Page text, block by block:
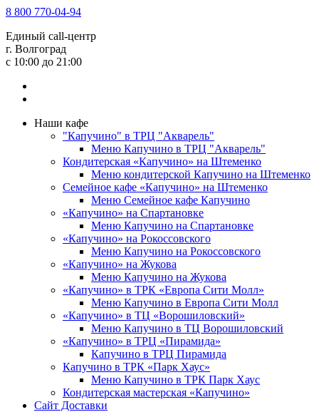
8 800 770-04-94
Единый call-центр
г. Волгоград
c 10:00 до 21:00
Наши кафе
"Капучино" в ТРЦ "Акварель"
Меню Капучино в ТРЦ "Акварель"
Кондитерская «Капучино» на Штеменко
Меню кондитерской Капучино на Штеменко
Семейное кафе «Капучино» на Штеменко
Меню Семейное кафе Капучино
«Капучино» на Спартановке
Меню Капучино на Спартановке
«Капучино» на Рокоссовского
Меню Капучино на Рокоссовского
«Капучино» на Жукова
Меню Капучино на Жукова
«Капучино» в ТРК «Европа Cити Молл»
Меню Капучино в Европа Сити Молл
«Капучино» в ТЦ «Ворошиловский»
Меню Капучино в ТЦ Ворошиловский
«Капучино» в ТРЦ «Пирамида»
Капучино в ТРЦ Пирамида
Капучино в ТРК «Парк Хаус»
Меню Капучино в ТРК Парк Хаус
Кондитерская мастерская «Капучино»
Сайт Доставки